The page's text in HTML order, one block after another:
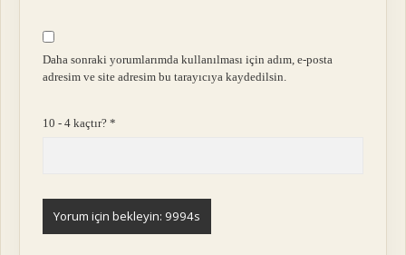
Daha sonraki yorumlarımda kullanılması için adım, e-posta
adresim ve site adresim bu tarayıcıya kaydedilsin.
10 - 4 kaçtır?*